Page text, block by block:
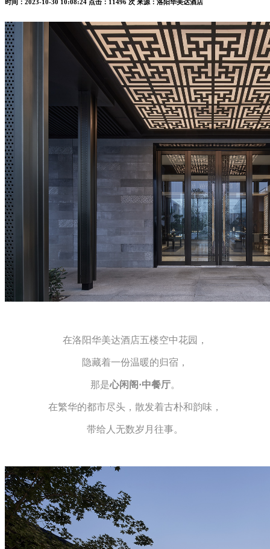
时间：2023-10-30 10:08:24 点击：11496 次 来源：洛阳华美达酒店
在洛阳华美达酒店五楼空中花园，
隐藏着一份温暖的归宿，
那是心闲阁·中餐厅。
在繁华的都市尽头， 散发着古朴和韵味，
带给人无数岁月往事。